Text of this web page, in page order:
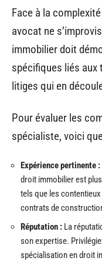
Face à la
avocat ne
immobilier doit
spécifiques liés
litiges qui en
Pour évaluer les
spécialiste, voici
Expérience pertinente :
droit immobilier est
tels que les
contrats de
Réputation : La
son expertise.
spécialisation en droit